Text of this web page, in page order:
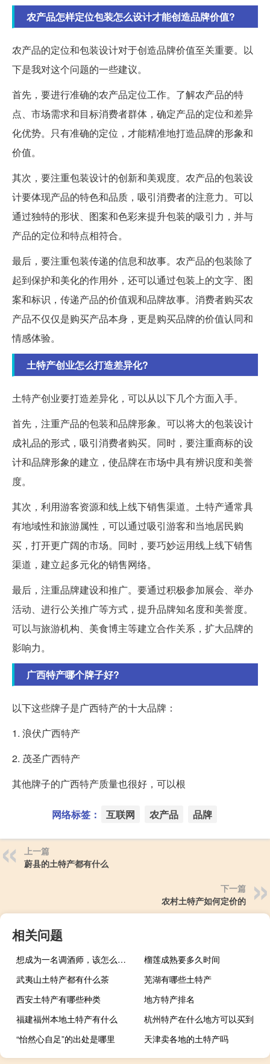
农产品怎样定位包装怎么设计才能创造品牌价值?
农产品的定位和包装设计对于创造品牌价值至关重要。以
下是我对这个问题的一些建议。
首先，要进行准确的农产品定位工作。了解农产品的特
点、市场需求和目标消费者群体，确定产品的定位和差异
化优势。只有准确的定位，才能精准地打造品牌的形象和
价值。
其次，要注重包装设计的创新和美观度。农产品的包装设
计要体现产品的特色和品质，吸引消费者的注意力。可以
通过独特的形状、图案和色彩来提升包装的吸引力，并与
产品的定位和特点相符合。
最后，要注重包装传递的信息和故事。农产品的包装除了
起到保护和美化的作用外，还可以通过包装上的文字、图
案和标识，传递产品的价值观和品牌故事。消费者购买农
产品不仅仅是购买产品本身，更是购买品牌的价值认同和
情感体验。
土特产创业怎么打造差异化?
土特产创业要打造差异化，可以从以下几个方面入手。
首先，注重产品的包装和品牌形象。可以将大的包装设计
成礼品的形式，吸引消费者购买。同时，要注重商标的设
计和品牌形象的建立，使品牌在市场中具有辨识度和美誉
度。
其次，利用游客资源和线上线下销售渠道。土特产通常具
有地域性和旅游属性，可以通过吸引游客和当地居民购
买，打开更广阔的市场。同时，要巧妙运用线上线下销售
渠道，建立起多元化的销售网络。
最后，注重品牌建设和推广。要通过积极参加展会、举办
活动、进行公关推广等方式，提升品牌知名度和美誉度。
可以与旅游机构、美食博主等建立合作关系，扩大品牌的
影响力。
广西特产哪个牌子好?
以下这些牌子是广西特产的十大品牌：
1. 浪伏广西特产
2. 茂圣广西特产
其他牌子的广西特产质量也很好，可以根
网络标签： 互联网 农产品 品牌
上一篇
蔚县的土特产都有什么
下一篇
农村土特产如何定价的
相关问题
想成为一名调酒师，该怎么学习
榴莲成熟要多久时间
武夷山土特产都有什么茶
芜湖有哪些土特产
西安土特产有哪些种类
地方特产排名
福建福州本地土特产有什么
杭州特产在什么地方可以买到
“怡然心自足”的出处是哪里
天津卖各地的土特产吗